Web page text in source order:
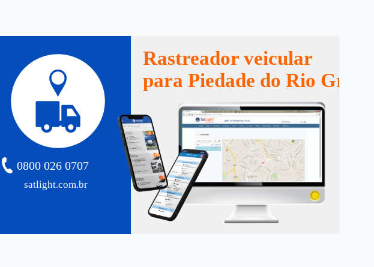
satlight.com.br
0800 026 0707
Rastreador veicular
para Piedade do Rio